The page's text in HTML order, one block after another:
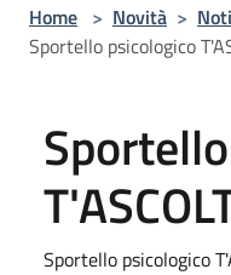
Home > Novità >
Sportello psicologico
Sportello psicologico